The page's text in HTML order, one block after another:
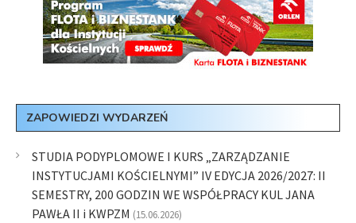
ZAPOWIEDZI WYDARZEŃ
STUDIA PODYPLOMOWE I KURS „ZARZĄDZANIE
INSTYTUCJAMI KOŚCIELNYMI” IV EDYCJA 2026/2027: II
SEMESTRY, 200 GODZIN WE WSPÓŁPRACY KUL JANA
PAWŁA II i KWPZM (15.06.2026)